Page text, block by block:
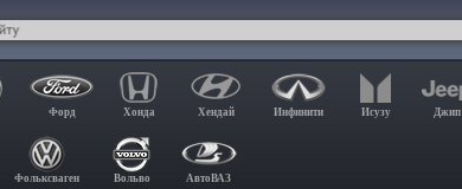
Форд Хонда Хендай Инфинити Исузу Джип
Фольксваген Вольво АвтоВАЗ